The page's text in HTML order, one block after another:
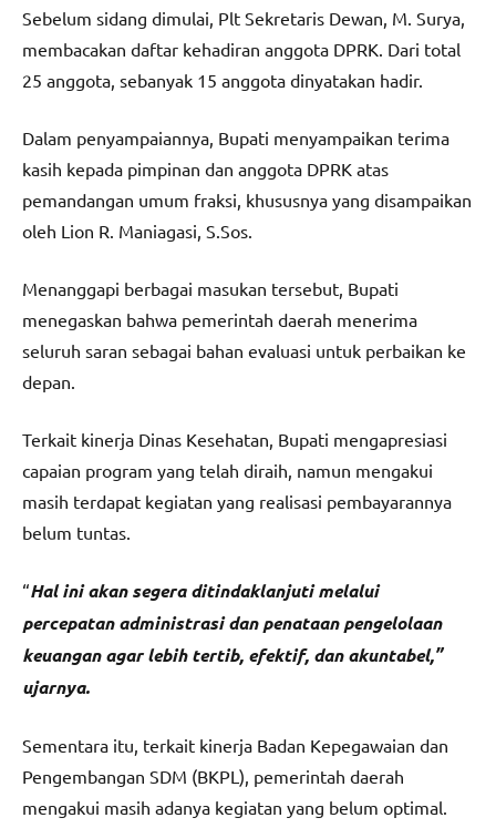
Sebelum sidang dimulai, Plt Sekretaris Dewan, M. Surya,
membacakan daftar kehadiran anggota DPRK. Dari total
25 anggota, sebanyak 15 anggota dinyatakan hadir.
Dalam penyampaiannya, Bupati menyampaikan terima
kasih kepada pimpinan dan anggota DPRK atas
pemandangan umum fraksi, khususnya yang disampaikan
oleh Lion R. Maniagasi, S.Sos.
Menanggapi berbagai masukan tersebut, Bupati
menegaskan bahwa pemerintah daerah menerima
seluruh saran sebagai bahan evaluasi untuk perbaikan ke
depan.
Terkait kinerja Dinas Kesehatan, Bupati mengapresiasi
capaian program yang telah diraih, namun mengakui
masih terdapat kegiatan yang realisasi pembayarannya
belum tuntas.
“Hal ini akan segera ditindaklanjuti melalui
percepatan administrasi dan penataan pengelolaan
keuangan agar lebih tertib, efektif, dan akuntabel,”
ujarnya.
Sementara itu, terkait kinerja Badan Kepegawaian dan
Pengembangan SDM (BKPL), pemerintah daerah
mengakui masih adanya kegiatan yang belum optimal.